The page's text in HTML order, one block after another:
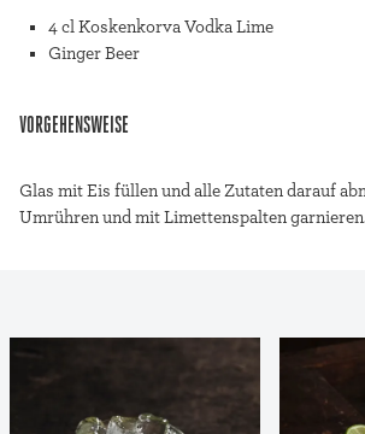
4 cl Koskenkorva Vodka Lime
Ginger Beer
VORGEHENSWEISE
Glas mit Eis füllen und alle Zutaten darauf
Umrühren und mit Limettenspalten